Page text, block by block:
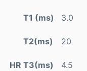
HR
Т1 (ms) 3.0
Т2(ms) 20
Т3(ms) 4.5